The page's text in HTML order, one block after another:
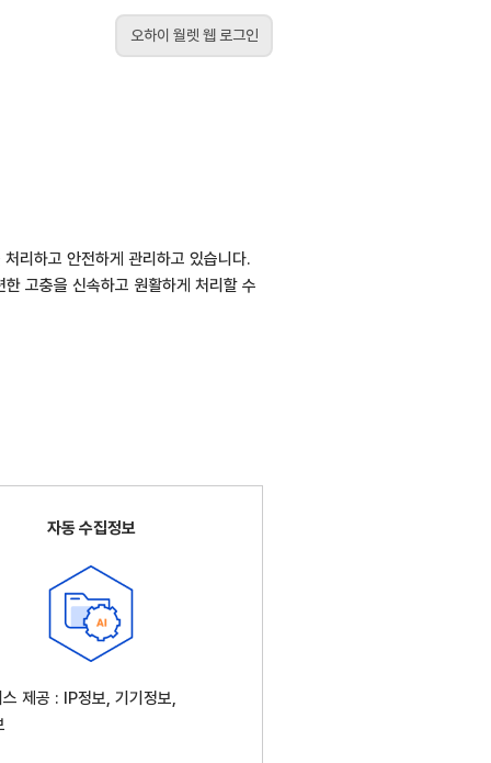
오하이 월렛 웹 로그인
리하고 안전하게 관리하고 있습니다.
한 고충을 신속하고 원활하게 처리할 수
자동 수집정보
제공 : IP정보, 기기정보,